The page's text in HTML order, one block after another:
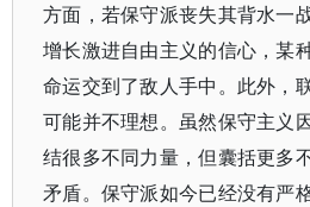
方面，若保守派丧失其背水一
增长激进自由主义的信心，某
命运交到了敌人手中。此外，
可能并不理想。虽然保守主义
结很多不同力量，但囊括更多
矛盾。保守派如今已经没有严